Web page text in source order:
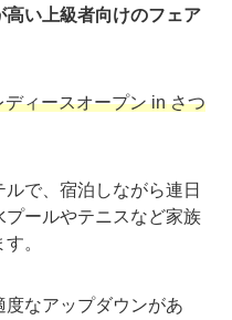
高い上級者向けのフェア
ディースオープン in さつ
で、宿泊しながら連日
ールやテニスなど家族
。
なアップダウンがあ